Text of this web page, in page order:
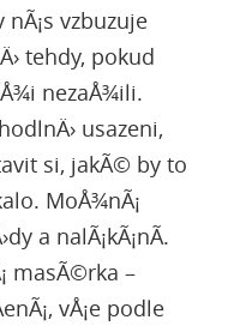
vzbuzuje
tehdy, pokud
nezaÅ¾ili.
usazeni,
si, jakÃ© by to
MoÅ¾nÃ¡
a nalÃ¡kÃ¡nÃ­.
masÃ©rka –
vÅ¡e podle